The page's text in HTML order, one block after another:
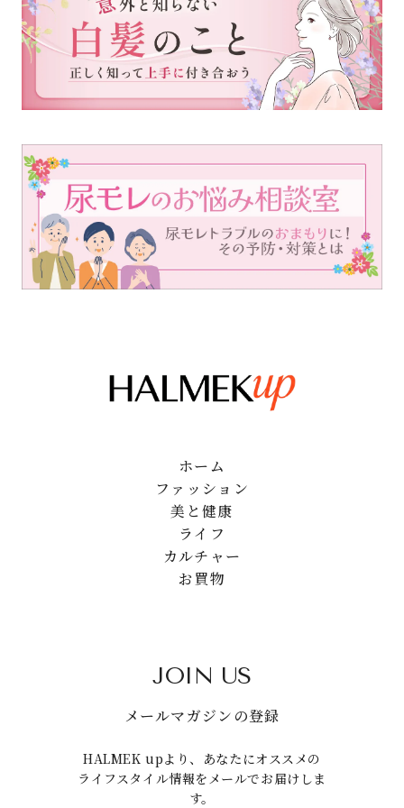
ホーム
ファッション
美と健康
ライフ
カルチャー
お買物
JOIN US
メールマガジンの登録
HALMEK upより、あなたにオススメの
ライフスタイル情報をメールでお届けしま
す。